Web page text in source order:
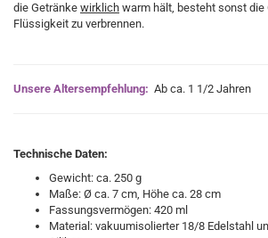
die Getränke wirklich warm hält, besteht sonst die
Flüssigkeit zu verbrennen.
Unsere Altersempfehlung: Ab ca. 1 1/2 Jahren
Technische Daten:
Gewicht: ca. 250 g
Maße: Ø ca. 7 cm, Höhe ca. 28 cm
Fassungsvermögen: 420 ml
Material: vakuumisolierter 18/8 Edelstahl